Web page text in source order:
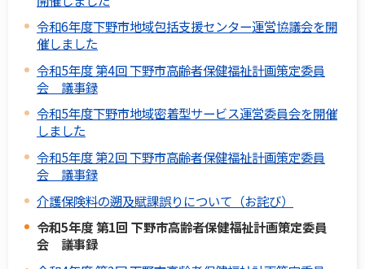
令和6年度下野市地域包括支援センター運営協議会を開
催しました
令和5年度 第4回 下野市高齢者保健福祉計画策定委員
会 議事録
令和5年度下野市地域密着型サービス運営委員会を開催
しました
令和5年度 第2回 下野市高齢者保健福祉計画策定委員
会 議事録
介護保険料の遡及賦課誤りについて（お詫び）
令和5年度 第1回 下野市高齢者保健福祉計画策定委員
会 議事録